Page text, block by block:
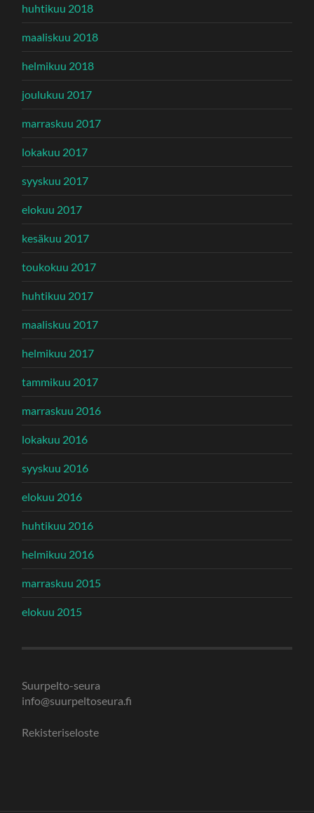
huhtikuu 2018
maaliskuu 2018
helmikuu 2018
joulukuu 2017
marraskuu 2017
lokakuu 2017
syyskuu 2017
elokuu 2017
kesäkuu 2017
toukokuu 2017
huhtikuu 2017
maaliskuu 2017
helmikuu 2017
tammikuu 2017
marraskuu 2016
lokakuu 2016
syyskuu 2016
elokuu 2016
huhtikuu 2016
helmikuu 2016
marraskuu 2015
elokuu 2015
Suurpelto-seura
info@suurpeltoseura.fi
Rekisteriseloste